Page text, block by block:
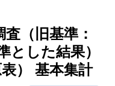
（旧基準：
とした結果）
） 基本集計